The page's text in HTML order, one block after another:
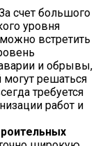
счет большого
уровня
встретить
и обрывы,
решаться
требуется
работ и